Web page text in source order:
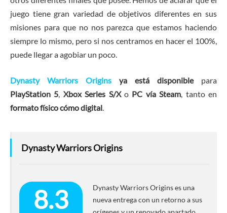
juego tiene gran variedad de objetivos diferentes en sus
misiones para que no nos parezca que estamos haciendo
siempre lo mismo, pero si nos centramos en hacer el 100%,
puede llegar a agobiar un poco.
Dynasty Warriors Origins ya está disponiblepara
PlayStation 5, Xbox Series S/Xo PC vía Steam, tanto en
formato físico cómo digital.
Dynasty Warriors Origins
8.3
Dynasty Warriors Origins es una
nueva entrega con un retorno a sus